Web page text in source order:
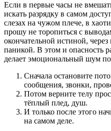
Если в первые часы не
искать разрядку в самом
слезах на чужом плече, в
прошу не торопиться с
окончательной истиной,
паникой. В этом и опасность
делает эмоциональный шум
Сначала остановите
сообщения, звонки,
Потом верните телу
тёплый плед, душ.
И только после этого
на самом деле.